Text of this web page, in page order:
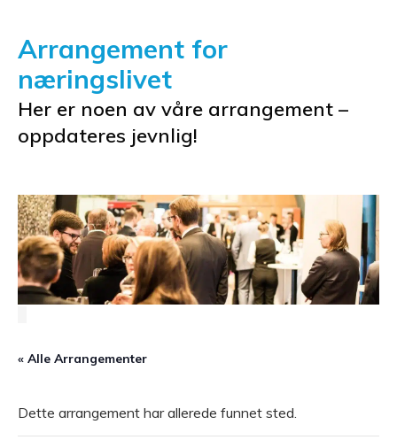
Arrangement for
næringslivet
Her er noen av våre arrangement –
oppdateres jevnlig!
« Alle Arrangementer
Dette arrangement har allerede funnet sted.